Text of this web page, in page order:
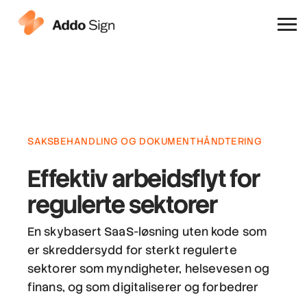
Hvorfor Addo Sign
SAKSBEHANDLING OG DOKUMENTHÅNDTERING
Effektiv arbeidsflytfor
regulerte sektorer
En skybasert SaaS-løsning uten kode som
er skreddersydd for sterkt regulerte
sektorer som myndigheter, helsevesen og
finans, og som digitaliserer og forbedrer